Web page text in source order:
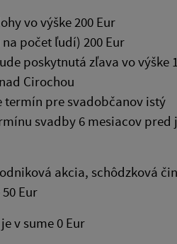
vo výške 200 Eur
počet ľudí) 200 Eur
poskytnutá zľava vo
Cirochou
termín pre svadobčanov istý
svadby 6 mesiacov
akcia, schôdzková
Eur
v sume 0 Eur